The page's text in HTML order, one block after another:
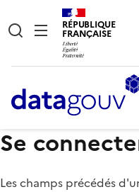
RÉPUBLIQUE
FRANÇAISE
Se
Les champs précédés